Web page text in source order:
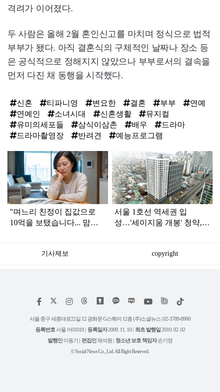
격려가 이어졌다.
두 사람은 올해 2월 혼인신고를 마치며 정식으로 법적
부부가 됐다. 아직 결혼식의 구체적인 날짜나 장소 등
은 공식적으로 정해지지 않았으나 부부로서의 결속을
먼저 다진 채 동행을 시작했다.
신혼 티파니영 변요한 결혼 부부
연예
연예인
소녀시대 신혼생활
뮤지컬
유미의세포들
삼식이삼촌 배우
드라마
드라마촬영장
반려견 예능프로그램
인
"며느리 친정이 집값으로
10억을 보탰습니다... 맘이
서울 1호선 역세권 입
성…'세이지움 개봉' 청약,
기사제보 copyright
페
스
인
타
램
위
트
유
튜
틱
서울 중구 세종대로22길 12 광화문 G스퀘어 12층 (주)소셜뉴스 | 02-3789-8900
등록번호 서울 아01019 | 등록일자2009. 11. 10 | 최초 발행일 2010. 02. 02
발행인 이동기 | 편집인 채석원 | 청소년 보호 책임자손기영
© Social News Co., Ltd. All Right Reserved.